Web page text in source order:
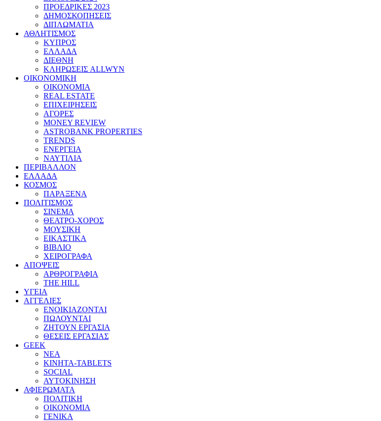
ΠΡΟΕΔΡΙΚΕΣ 2023
ΔΗΜΟΣΚΟΠΗΣΕΙΣ
ΔΙΠΛΩΜΑΤΙΑ
ΑΘΛΗΤΙΣΜΟΣ
ΚΥΠΡΟΣ
ΕΛΛΑΔΑ
ΔΙΕΘΝΗ
ΚΛΗΡΩΣΕΙΣ ALLWYN
ΟΙΚΟΝΟΜΙΚΗ
ΟΙΚΟΝΟΜΙΑ
REAL ESTATE
ΕΠΙΧΕΙΡΗΣΕΙΣ
ΑΓΟΡΕΣ
MONEY REVIEW
ASTROBANK PROPERTIES
TRENDS
ΕΝΕΡΓΕΙΑ
ΝΑΥΤΙΛΙΑ
ΠΕΡΙΒΑΛΛΟΝ
ΕΛΛΑΔΑ
ΚΟΣΜΟΣ
ΠΑΡΑΞΕΝΑ
ΠΟΛΙΤΙΣΜΟΣ
ΣΙΝΕΜΑ
ΘΕΑΤΡΟ-ΧΟΡΟΣ
ΜΟΥΣΙΚΗ
ΕΙΚΑΣΤΙΚΑ
ΒΙΒΛΙΟ
ΧΕΙΡΟΓΡΑΦΑ
ΑΠΟΨΕΙΣ
ΑΡΘΡΟΓΡΑΦΙΑ
THE HILL
ΥΓΕΙΑ
ΑΓΓΕΛΙΕΣ
ΕΝΟΙΚΙΑΖΟΝΤΑΙ
ΠΩΛΟΥΝΤΑΙ
ΖΗΤΟΥΝ ΕΡΓΑΣΙΑ
ΘΕΣΕΙΣ ΕΡΓΑΣΙΑΣ
GEEK
ΝΕΑ
ΚΙΝΗΤΑ-TABLETS
SOCIAL
ΑΥΤΟΚΙΝΗΣΗ
ΑΦΙΕΡΩΜΑΤΑ
ΠΟΛΙΤΙΚΗ
ΟΙΚΟΝΟΜΙΑ
ΓΕΝΙΚΑ